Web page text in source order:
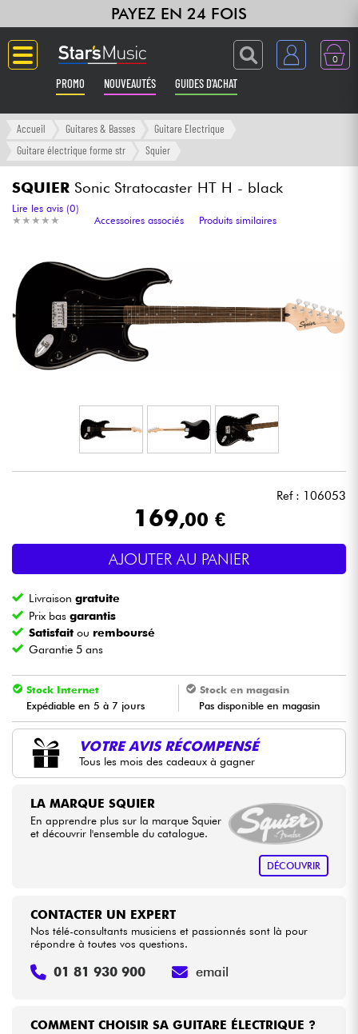
PAYEZ EN 24 FOIS
0
PROMO NOUVEAUTÉS GUIDES D'ACHAT
Langue
Amplis & Effets
Synthés & Sampleurs
Home Studio
Micros & HF
Eclairage
Vents
Eveil Musical
Câbles & Access.
HiFi
Packs
Accueil Guitares & Basses
Guitare Electrique
Guitare électrique forme str
Squier
SQUIER Sonic Stratocaster HT H - black
★ ★ ★ ★ ★
★ ★ ★ ★ ★
Lire les avis (0)
Accessoires associés
Produits similaires
Ref : 106053
169,00 €
AJOUTER AU PANIER
Livraisongratuite
Prix basgarantis
Satisfait ou remboursé
Garantie 5 ans
Stock Internet
Expédiable en 5 à 7 jours
Stock en magasin
Pas disponible en magasin
VOTRE AVIS RÉCOMPENSÉ
Tous les mois des cadeaux à gagner
LA MARQUE SQUIER
En apprendre plus sur la marque Squier
et découvrir l'ensemble du catalogue.
DÉCOUVRIR
COMMENT CHOISIR SA GUITARE ÉLECTRIQUE ?
CONTACTER UN EXPERT
Nos télé-consultants musiciens et passionnés sont là pour
répondre à toutes vos questions.
01 81 930 900 email